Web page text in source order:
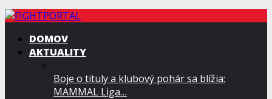
DOMOV
AKTUALITY
Boje o tituly a klubový pohár sa blížia:
MAMMAL Liga…